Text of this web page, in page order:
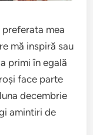
mea
mă inspiră sau
primi în egală
face parte
decembrie
amintiri de